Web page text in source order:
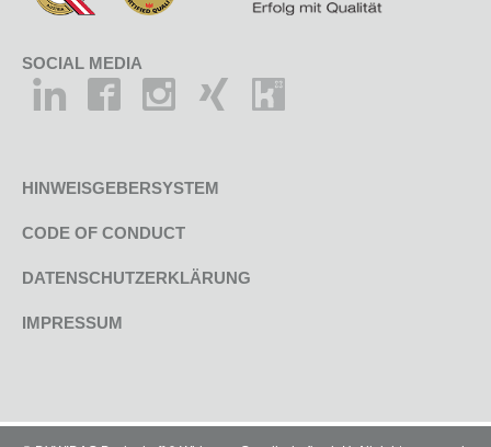
SOCIAL MEDIA
HINWEISGEBERSYSTEM
CODE OF CONDUCT
DATENSCHUTZERKLÄRUNG
IMPRESSUM